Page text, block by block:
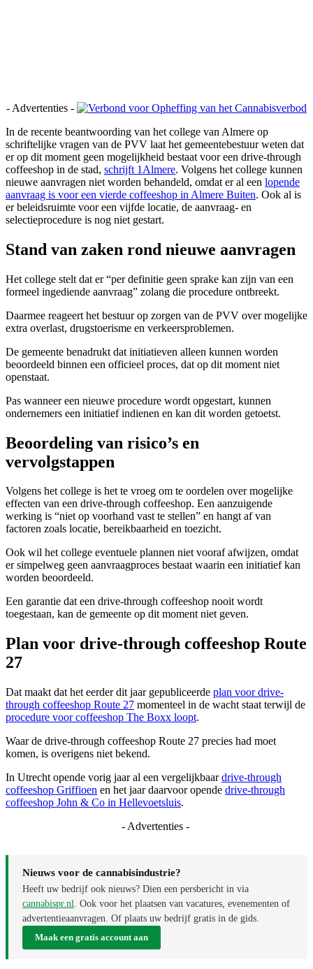
- Advertenties -
In de recente beantwoording van het college van Almere op
schriftelijke vragen van de PVV laat het gemeentebestuur weten dat
er op dit moment geen mogelijkheid bestaat voor een drive-through
coffeeshop in de stad, schrijft 1Almere. Volgens het college kunnen
nieuwe aanvragen niet worden behandeld, omdat er al een lopende
aanvraag is voor een vierde coffeeshop in Almere Buiten. Ook al is
er beleidsruimte voor een vijfde locatie, de aanvraag- en
selectieprocedure is nog niet gestart.
Stand van zaken rond nieuwe aanvragen
Het college stelt dat er “per definitie geen sprake kan zijn van een
formeel ingediende aanvraag” zolang die procedure ontbreekt.
Daarmee reageert het bestuur op zorgen van de PVV over mogelijke
extra overlast, drugstoerisme en verkeersproblemen.
De gemeente benadrukt dat initiatieven alleen kunnen worden
beoordeeld binnen een officieel proces, dat op dit moment niet
openstaat.
Pas wanneer een nieuwe procedure wordt opgestart, kunnen
ondernemers een initiatief indienen en kan dit worden getoetst.
Beoordeling van risico’s en
vervolgstappen
Volgens het college is het te vroeg om te oordelen over mogelijke
effecten van een drive-through coffeeshop. Een aanzuigende
werking is “niet op voorhand vast te stellen” en hangt af van
factoren zoals locatie, bereikbaarheid en toezicht.
Ook wil het college eventuele plannen niet vooraf afwijzen, omdat
er simpelweg geen aanvraagproces bestaat waarin een initiatief kan
worden beoordeeld.
Een garantie dat een drive-through coffeeshop nooit wordt
toegestaan, kan de gemeente op dit moment niet geven.
Plan voor drive-through coffeeshop Route
27
Dat maakt dat het eerder dit jaar gepubliceerde plan voor drive-
through coffeeshop Route 27 momenteel in de wacht staat terwijl de
procedure voor coffeeshop The Boxx loopt.
Waar de drive-through coffeeshop Route 27 precies had moet
komen, is overigens niet bekend.
In Utrecht opende vorig jaar al een vergelijkbaardrive-through
coffeeshop Griffioen en het jaar daarvoor opende drive-through
coffeeshop John & Co in Hellevoetsluis.
- Advertenties -
Nieuws voor de cannabisindustrie?
Heeft uw bedrijf ook nieuws? Dien een persbericht in via
cannabispr.nl. Ook voor het plaatsen van vacatures, evenementen of
advertentieaanvragen. Of plaats uw bedrijf gratis in de gids.
Maak een gratis account aan